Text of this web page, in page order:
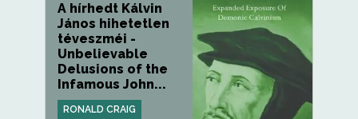
A hírhedt Kálvin
János hihetetlen
téveszméi -
Unbelievable
Delusions of the
Infamous John...
RONALD CRAIG